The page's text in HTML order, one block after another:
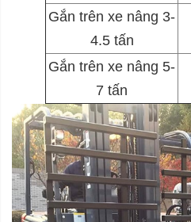
Gắn trên xe nâng 3-
4.5 tấn
Gắn trên xe nâng 5-
7 tấn